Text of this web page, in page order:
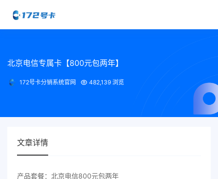
北京电信专属卡【800元包两年】
172号卡分销系统官网 482,139 浏览
文章详情
产品套餐：北京电信800元包两年